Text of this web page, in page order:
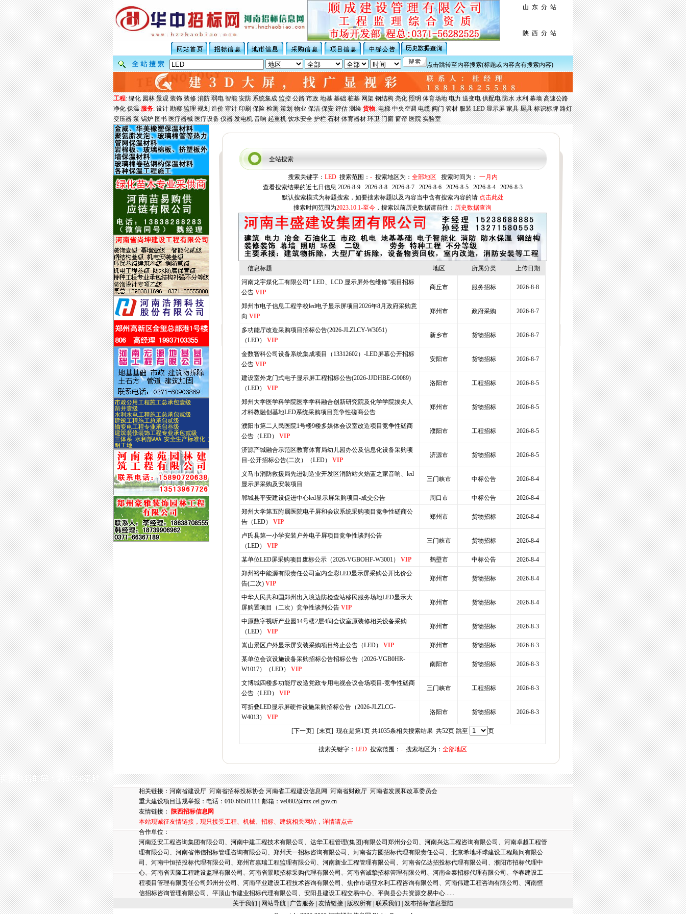
山 东 分 站
陕 西 分 站
点击跳转至内容搜索(标题或内容含有搜索内容)
工程:绿化 园林 景观 装饰 装修 消防 弱电 智能 安防 系统集成 监控 公路 市政 地基 基础 桩基 网架 钢结构 亮化 照明 体育场地 电力 送变电 供配电 防水 水利 幕墙 高速公路
净化 保温 服务:设计 勘察 监理 规划 造价 审计 印刷 保险 检测 策划 物业 保洁 保安 评估 测绘 货物:电梯 中央空调 电缆 阀门 管材 服装 LED 显示屏 家具 厨具 标识标牌 路灯
变压器 泵 锅炉 图书 医疗器械 医疗设备 仪器 发电机 音响 起重机 饮水安全 护栏 石材 体育器材 环卫 门窗 窗帘 医院 实验室
全站搜索
搜索关键字： LED搜索范围： -搜索地区为： 全部地区 搜索时间为： 一月内
查看搜索结果的近七日信息 2026-8-9 2026-8-8 2026-8-7 2026-8-6 2026-8-5 2026-8-4
2026-8-3
默认搜索模式为标题搜索，如要搜索标题以及内容当中含有搜索内容的请 点击此处
搜索时间范围为2023.10.1-至今 ，搜索以前历史数据请前往： 历史数据查询
信息标题 地区 所属分类
上传日期
河南龙宇煤化工有限公司“ LED、LCD 显示屏外包维修”项目招标
公告 VIP
商丘市 服务招标 2026-8-8
郑州市电子信息工程学校led电子显示屏项目2026年8月政府采购意
向 VIP
郑州市 政府采购 2026-8-7
多功能厅改造采购项目招标公告(2026-JLZLCY-W3051)
（LED）
VIP
新乡市 货物招标 2026-8-7
金数智科公司设备系统集成项目（13312602）-LED屏幕公开招标
公告 VIP
安阳市 货物招标 2026-8-7
建设室外龙门式电子显示屏工程招标公告(2026-JJDHBE-G9089)
（LED）
VIP
洛阳市 工程招标 2026-8-5
郑州大学医学科学院医学学科融合创新研究院及化学学院拔尖人
才科教融创基地LED系统采购项目竞争性磋商公告
郑州市 货物招标 2026-8-5
濮阳市第二人民医院1号楼9楼多媒体会议室改造项目竞争性磋商
公告（LED）
VIP
濮阳市 工程招标 2026-8-5
济源产城融合示范区教育体育局幼儿园办公及信息化设备采购项
目-公开招标公告(二次）（LED）
VIP
济源市 货物招标 2026-8-5
义马市消防救援局先进制造业开发区消防站火焰蓝之家音响、led
显示屏采购及安装项目
三门峡市 中标公告 2026-8-4
郸城县平安建设促进中心led显示屏采购项目-成交公告 周口市 中标公告
2026-8-4
郑州大学第五附属医院电子屏和会议系统采购项目竞争性磋商公
告（LED）
VIP
郑州市 货物招标 2026-8-4
卢氏县第一小学安装户外电子屏项目竞争性谈判公告
（LED）
VIP
三门峡市 货物招标 2026-8-4
某单位LED屏采购项目废标公示（2026-VGBOHF-W3001） VIP 鹤壁市 中标公告
2026-8-4
郑州裕中能源有限责任公司室内全彩LED显示屏采购公开比价公
告(二次) VIP
郑州市 货物招标 2026-8-4
中华人民共和国郑州出入境边防检查站移民服务场地LED显示大
屏购置项目（二次）竞争性谈判公告 VIP
郑州市 货物招标 2026-8-4
中原数字视听产业园14号楼2层4间会议室原装修相关设备采购
（LED）
VIP
郑州市 货物招标 2026-8-3
嵩山景区户外显示屏安装采购项目终止公告（LED） VIP 郑州市 货物招标
2026-8-3
某单位会议设施设备采购招标公告招标公告（2026-VGB0HR-
W1017）（LED）
VIP
南阳市 货物招标 2026-8-3
文博城四楼多功能厅改造党政专用电视会议会场项目-竞争性磋商
公告（LED）
VIP
三门峡市 工程招标 2026-8-3
可折叠LED显示屏硬件设施采购招标公告（2026-JLZLCG-
W4013）
VIP
洛阳市 货物招标 2026-8-3
[下一页] [末页] 现在是第1页 共1035条相关搜索结果 共52页 跳至 页
搜索关键字： LED搜索范围： -搜索地区为： 全部地区
页面执行时间：218.750毫秒
相关链接： 河南省建设厅 河南省招标投标协会 河南省工程建设信息网 河南省财政厅 河南省发展和改革委员会
重大建设项目违规举报：电话：010-68501111 邮箱： ve0802@mx.cei.gov.cn
友情链接：
陕西招标信息网
本站现诚征友情链接，现只接受工程、机械、招标、建筑相关网站，详情请点击
合作单位：
河南泛安工程咨询集团有限公司、河南中建工程技术有限公司、达华工程管理(集团)有限公司郑州分公司、河南兴达工程咨询有限公司、河南卓越工程管
理有限公司、河南省伟信招标管理咨询有限公司、郑州天一招标咨询有限公司、河南省方圆招标代理有限责任公司、北京希地环球建设工程顾问有限公
司、河南中恒招投标代理有限公司、郑州市嘉瑞工程监理有限公司、河南新业工程管理有限公司、河南省亿达招投标代理有限公司、濮阳市招标代理中
心、河南省天隆工程建设监理有限公司、河南省景顺招标采购代理有限公司、河南省诚挚招标管理有限公司、河南金泰招标代理有限公司、华春建设工
程项目管理有限责任公司郑州分公司、河南平业建设工程技术咨询有限公司、焦作市诺亚水利工程咨询有限公司、河南伟建工程咨询有限公司、河南恒
信招标咨询管理有限公司、平顶山市建业招标代理有限公司、安阳县建设工程交易中心、平舆县公共资源交易中心......
关于我们 | 网站导航 | 广告服务 | 友情链接 | 版权所有 | 联系我们
发布招标信息登陆